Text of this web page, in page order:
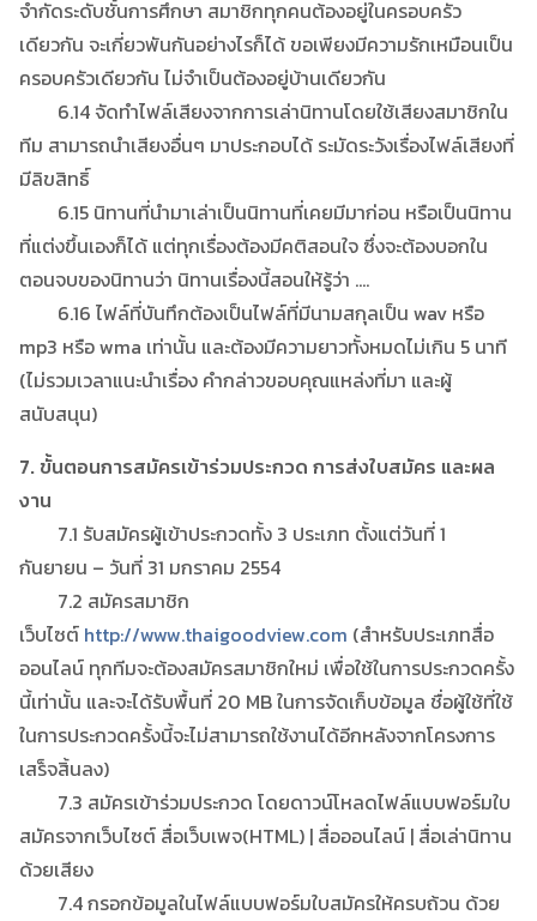
จำกัดระดับชั้นการศึกษา สมาชิกทุกคนต้องอยู่ในครอบครัว
เดียวกัน จะเกี่ยวพันกันอย่างไรก็ได้ ขอเพียงมีความรักเหมือนเป็น
ครอบครัวเดียวกัน ไม่จำเป็นต้องอยู่บ้านเดียวกัน
6.14 จัดทำไฟล์เสียงจากการเล่านิทานโดยใช้เสียงสมาชิกใน
ทีม สามารถนำเสียงอื่นๆ มาประกอบได้ ระมัดระวังเรื่องไฟล์เสียงที่
มีลิขสิทธิ์
6.15 นิทานที่นำมาเล่าเป็นนิทานที่เคยมีมาก่อน หรือเป็นนิทาน
ที่แต่งขึ้นเองก็ได้ แต่ทุกเรื่องต้องมีคติสอนใจ ซึ่งจะต้องบอกใน
ตอนจบของนิทานว่า นิทานเรื่องนี้สอนให้รู้ว่า ….
6.16 ไฟล์ที่บันทึกต้องเป็นไฟล์ที่มีนามสกุลเป็น wav หรือ
mp3 หรือ wma เท่านั้น และต้องมีความยาวทั้งหมดไม่เกิน 5 นาที
(ไม่รวมเวลาแนะนำเรื่อง คำกล่าวขอบคุณแหล่งที่มา และผู้
สนับสนุน)
7. ขั้นตอนการสมัครเข้าร่วมประกวด การส่งใบสมัคร และผล
งาน
7.1 รับสมัครผู้เข้าประกวดทั้ง 3 ประเภท ตั้งแต่วันที่ 1
กันยายน – วันที่ 31 มกราคม 2554
7.2 สมัครสมาชิก
เว็บไซต์ http://www.thaigoodview.com (สำหรับประเภทสื่อ
ออนไลน์ ทุกทีมจะต้องสมัครสมาชิกใหม่ เพื่อใช้ในการประกวดครั้ง
นี้เท่านั้น และจะได้รับพื้นที่ 20 MB ในการจัดเก็บข้อมูล ชื่อผู้ใช้ที่ใช้
ในการประกวดครั้งนี้จะไม่สามารถใช้งานได้อีกหลังจากโครงการ
เสร็จสิ้นลง)
7.3 สมัครเข้าร่วมประกวด โดยดาวน์โหลดไฟล์แบบฟอร์มใบ
สมัครจากเว็บไซต์ สื่อเว็บเพจ(HTML) | สื่อออนไลน์ | สื่อเล่านิทาน
ด้วยเสียง
7.4 กรอกข้อมูลในไฟล์แบบฟอร์มใบสมัครให้ครบถ้วน ด้วย